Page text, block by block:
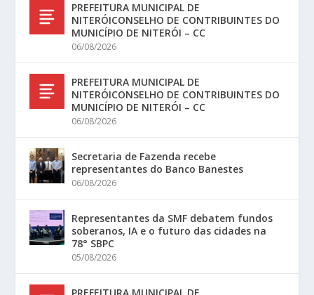
PREFEITURA MUNICIPAL DE
NITERÓICONSELHO DE CONTRIBUINTES DO
MUNICÍPIO DE NITERÓI – CC
06/08/2026
PREFEITURA MUNICIPAL DE
NITERÓICONSELHO DE CONTRIBUINTES DO
MUNICÍPIO DE NITERÓI – CC
06/08/2026
Secretaria de Fazenda recebe
representantes do Banco Banestes
06/08/2026
Representantes da SMF debatem fundos
soberanos, IA e o futuro das cidades na
78° SBPC
05/08/2026